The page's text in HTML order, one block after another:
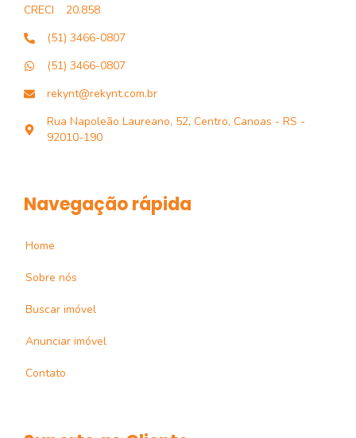
CRECI
20.858
(51) 3466-0807
(51) 3466-0807
rekynt@rekynt.com.br
Rua Napoleão Laureano, 52, Centro, Canoas - RS -
92010-190
Navegação rápida
Home
Sobre nós
Buscar imóvel
Anunciar imóvel
Contato